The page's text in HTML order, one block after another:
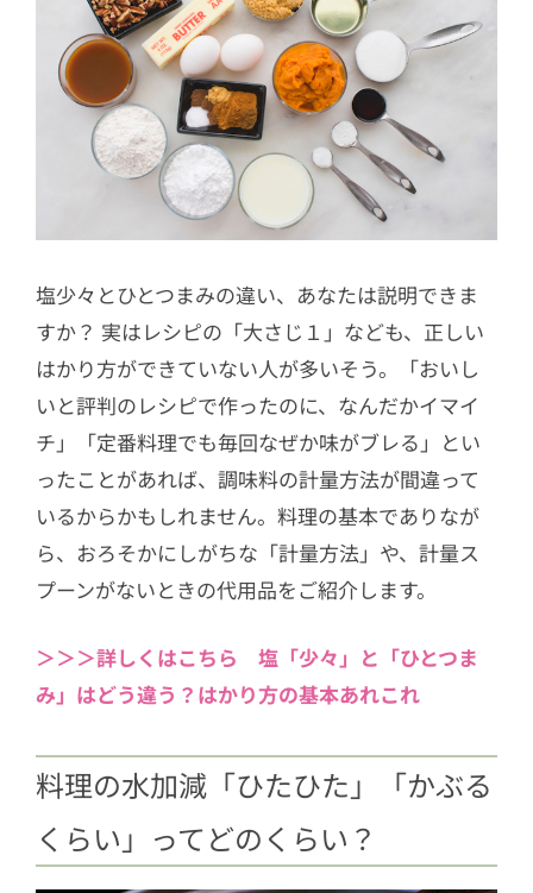
りドレッシング＆タレのレシピ10点
2.4手料理をランクアップ！和食の基
本「だしのとり方」を知ろう
2.5「煮干しのだし」のひき方＆残っ
た煮干しの活用レシピ
オトナの薬味「もみじおろし」と
2.7ポン酢をおうちで手作りしよう！
ポン酢しょうゆ＆塩ポン酢の作り方
3 調理編
3.1
野菜は押して、肉は引いて切る！
覚えておきたい包丁の選び方＆使い
方
野菜の切り方、全部マスターして
る？基本の切り方14種
ぜ？葉をきれいにはがすには？
3.4レタス１玉の葉を素早く洗うに
ク
3.5知ってる？アサリ・ハマグリ・シ
ジミの正しい砂抜き方法
3.6ブロッコリーのおいしいゆで方
塩少々とひとつまみの違い、あなたは説明できま
すか？ 実はレシピの「大さじ１」なども、正しい
はかり方ができていない人が多いそう。「おいし
いと評判のレシピで作ったのに、なんだかイマイ
チ」「定番料理でも毎回なぜか味がブレる」とい
ったことがあれば、調味料の計量方法が間違って
いるからかもしれません。料理の基本でありなが
ら、おろそかにしがちな「計量方法」や、計量ス
プーンがないときの代用品をご紹介します。
＞＞＞詳しくはこちら 塩「少々」と「ひとつま
み」はどう違う？はかり方の基本あれこれ
料理の水加減「ひたひた」「かぶる
くらい」ってどのくらい？